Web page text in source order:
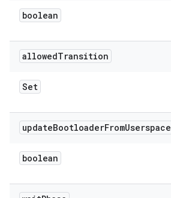
boolean
allowedTransition
Set
updateBootloaderFromUserspace
boolean